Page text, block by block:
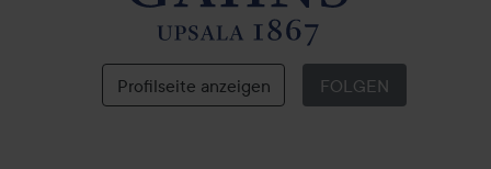
Profilseite anzeigen FOLGEN